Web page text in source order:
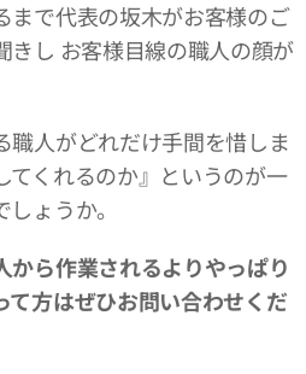
まで代表の坂木がお客様のご
きし お客様目線の職人の顔が
職人がどれだけ手間を惜しま
てくれるのか』というのが一
ょうか。
から作業されるよりやっぱり
て方はぜひお問い合わせくだ